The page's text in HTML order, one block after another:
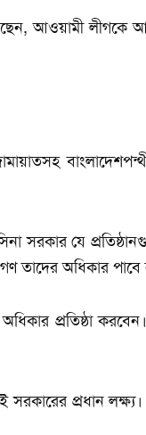
আওয়ামী লীগকে
সরকার যে
তাদের অধিকার পাবে
প্রতিষ্ঠা
সরকারের প্রধান